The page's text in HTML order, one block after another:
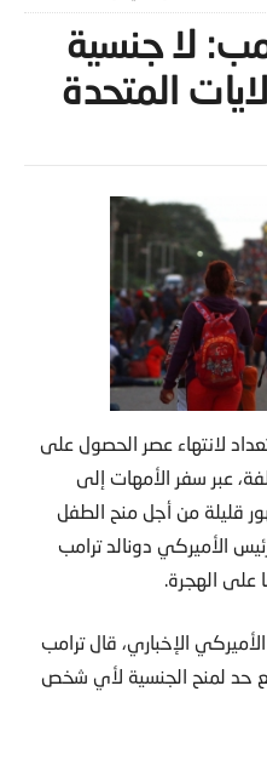
لا جنسية
المتحدة
لانتهاء عصر الحصول على
عبر سفر الأمهات إلى
قليلة من أجل منح الطفل
الأميركي دونالد ترامب
على الهجرة.
الإخباري، قال ترامب
حد لمنح الجنسية لأي شخص